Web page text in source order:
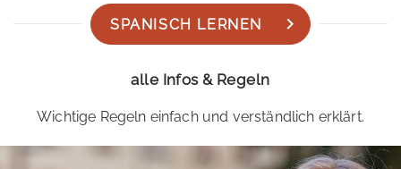
SPANISCH LERNEN
alle Infos & Regeln
Wichtige Regeln einfach und verständlich erklärt.